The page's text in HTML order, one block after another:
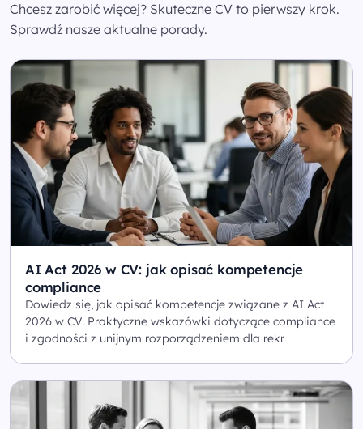
Chcesz zarobić więcej? Skuteczne CV to pierwszy krok.
Sprawdź nasze aktualne porady.
AI Act 2026 w CV: jak opisać kompetencje
compliance
Dowiedz się, jak opisać kompetencje związane z AI Act
2026 w CV. Praktyczne wskazówki dotyczące compliance
i zgodności z unijnym rozporządzeniem dla rekr